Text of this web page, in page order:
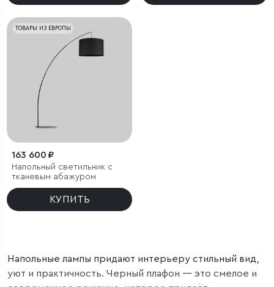
ТОВАРЫ ИЗ ЕВРОПЫ
163 600 ₽
Напольный светильник с
тканевым абажуром
КУПИТЬ
Напольные лампы придают интерьеру стильный вид,
уют и практичность. Черный плафон — это смелое и